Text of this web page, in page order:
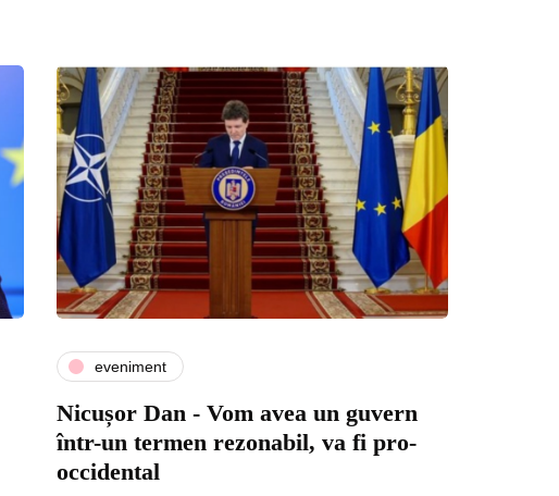
eveniment
Nicușor Dan - Vom avea un guvern
într-un termen rezonabil, va fi pro-
occidental